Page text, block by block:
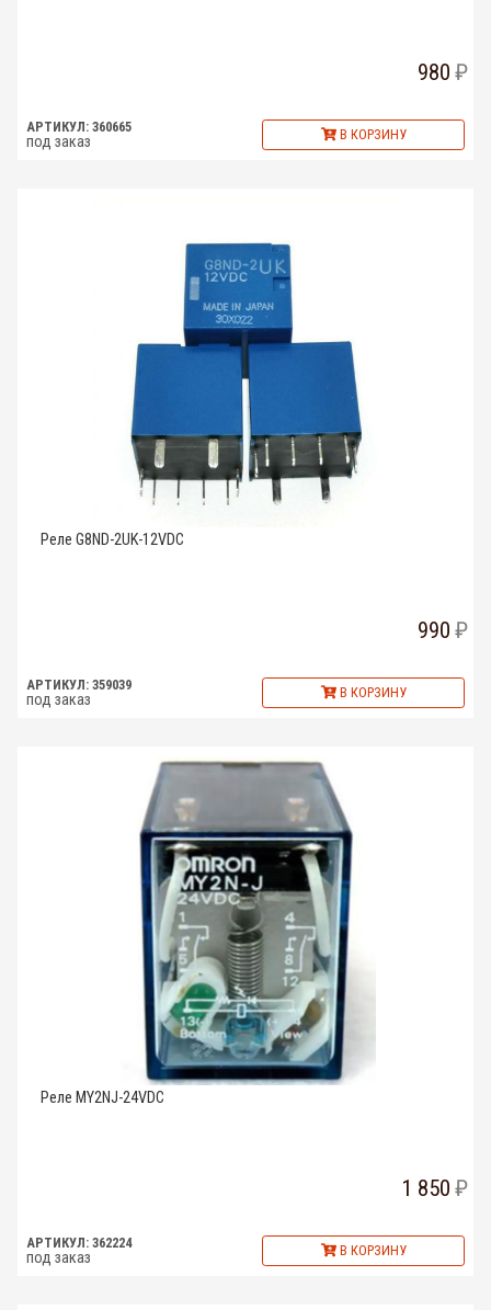
980
АРТИКУЛ: 360665
под заказ В КОРЗИНУ
Реле G8ND-2UK-12VDC
990
АРТИКУЛ: 359039
под заказ В КОРЗИНУ
Реле MY2NJ-24VDC
1 850
АРТИКУЛ: 362224
под заказ В КОРЗИНУ